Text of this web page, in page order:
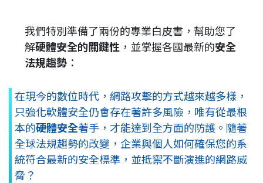
我們特別準備了兩份的專業白皮書，幫助您了
解硬體安全的關鍵性 ，並掌握各國最新的安全
法規趨勢 ：
在現今的數位時代，網路攻擊的方式越來越多樣，
只強化軟體安全仍會存在著許多風險，唯有從最根
本的硬體安全著手，才能達到全方面的防護。隨著
全球法規趨勢的改變，企業與個人如何確保您的系
統符合最新的安全標準，並抵禦不斷演進的網路威
脅？